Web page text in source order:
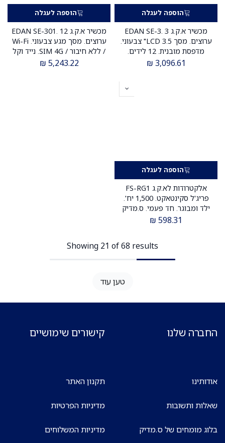
הוספה לעגלה
מכשיר א.ק.ג EDAN SE-3. 3
ערוצים. מסך LCD 3.5" צבעוני.
מדפסת מובנית. 12 לידים.
ס.מדיק יבוא
3,096.61
₪
הוספה לעגלה
מכשיר א.ק.ג EDAN SE-301. 12
ערוצים. מסך מגע צבעוני. Wi-Fi
/ ללא חיבור / SIM 4G. נייד וקל
משקל. ס.מדיק יבוא
5,243.22
₪
הוספה לעגלה
אלקטרודות לא.ק.ג FS-RG1
פריג'ל סקינטאקט. 1,500 יח'.
ילד ומבוגר. חד פעמי. ס.מדיק
יבוא
598.31
₪
Showing 21 of 68 results
טען עוד
החברה שלנו
אודותינו
שאלות ותשובות
בלוג מומחים של ס.מדיק
קישורים שימושיים
תקנון האתר
מדיניות הפרטיות
מדיניות המשלוחים